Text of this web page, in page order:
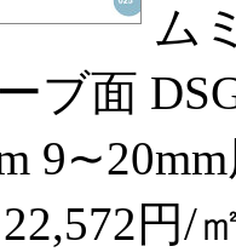
ム
ブ面
円/